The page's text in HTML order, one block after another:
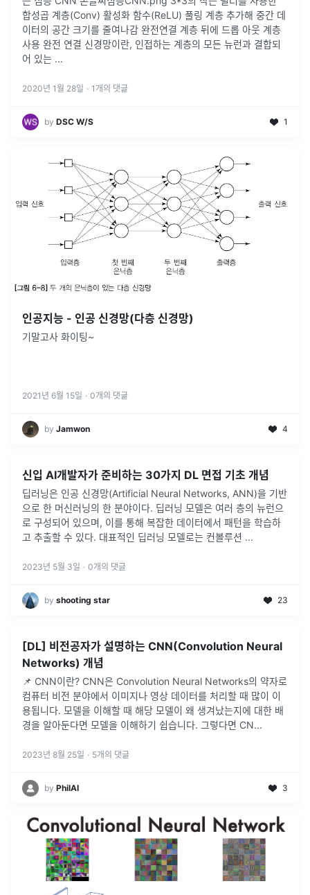
합성곱 계층(Conv) 활성화 함수(ReLU) 풀링 계층 추가해 중간 데
이터의 공간 크기를 줄여나감 완전연결 계층 뒤에 드롭 아웃 계층
사용 완전 연결 신경망이란, 인접하는 계층의 모든 뉴런과 결합되
어 있는 ...
2020년 1월 28일 · 1 개의 댓글
by DSC W/S 1
인공지능 - 인공 신경망(다층 신경망)
기말고사 화이팅~
2021년 6월 15일 · 0개의 댓글
by Jamwon 4
신입 AI개발자가 준비하는 30가지 DL 면접 기초 개념
딥러닝은 인공 신경망(Artificial Neural Networks, ANN)을 기반
으로 한 머신러닝의 한 분야이다. 딥러닝 모델은 여러 층의 뉴런으
로 구성되어 있으며, 이를 통해 복잡한 데이터에서 패턴을 학습하
고 추출할 수 있다. 대표적인 딥러닝 모델로는 컨볼루션 ...
2023년 5월 3일 · 0개의 댓글
by shooting star 23
[DL] 비전공자가 설명하는 CNN(Convolution Neural
Networks) 개념
📌 CNN이란? CNN은 Convolution Neural Networks의 약자로
컴퓨터 비전 분야에서 이미지나 영상 데이터를 처리할 때 많이 이
용됩니다. 모델을 이해할 때 해당 모델이 왜 생겨났는지에 대한 배
경을 알아둔다면 모델을 이해하기 쉽습니다. 그렇다면 CN...
2023년 8월 25일 · 5개의 댓글
by PhilAI 3